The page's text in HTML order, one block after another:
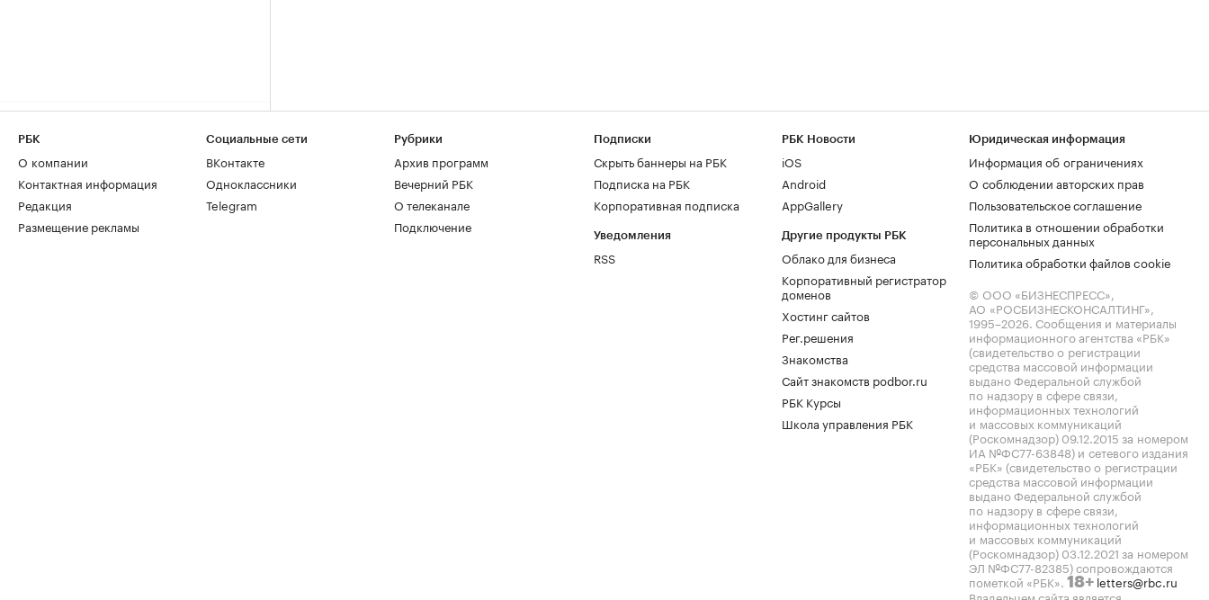
РБК
О компании
Контактная информация
Редакция
Размещение рекламы
Социальные сети
ВКонтакте
Одноклассники
Telegram
Рубрики
Архив программ
Вечерний РБК
О телеканале
Подключение
Подписки
Скрыть баннеры на РБК
Подписка на РБК
Корпоративная подписка
Уведомления
RSS
РБК Новости
iOS
Android
AppGallery
Другие продукты РБК
Облако для бизнеса
Корпоративный регистратор
доменов
Хостинг сайтов
Рег.решения
Знакомства
Сайт знакомств podbor.ru
РБК Курсы
Школа управления РБК
Юридическая информация
Информация об ограничениях
О соблюдении авторских прав
Пользовательское соглашение
Политика в отношении обработки
персональных данных
Политика обработки файлов cookie
© ООО «БИЗНЕСПРЕСС»,
АО «РОСБИЗНЕСКОНСАЛТИНГ»,
1995–2026. Сообщения и материалы
информационного агентства «РБК»
(свидетельство о регистрации
средства массовой информации
выдано Федеральной службой
по надзору в сфере связи,
информационных технологий
и массовых коммуникаций
(Роскомнадзор) 09.12.2015 за номером
ИА №ФС77-63848) и сетевого издания
«РБК» (свидетельство о регистрации
средства массовой информации
выдано Федеральной службой
по надзору в сфере связи,
информационных технологий
и массовых коммуникаций
(Роскомнадзор) 03.12.2021 за номером
ЭЛ №ФС77-82385) сопровождаются
пометкой «РБК». 18+ letters@rbc.ru
Владельцем сайта является